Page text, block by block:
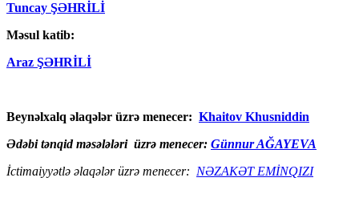
Tuncay ŞƏHRİLİ
Məsul katib:
Araz ŞƏHRİLİ
Beynəlxalq əlaqələr üzrə menecer: Khaitov Khusniddin
Ədəbi tənqid məsələləri üzrə menecer: Günnur AĞAYEVA
İctimaiyyətlə əlaqələr üzrə menecer: NƏZAKƏT EMİNQIZI